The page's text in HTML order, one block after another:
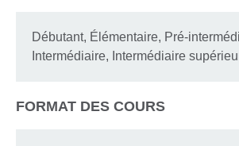
Débutant, Élémentaire, Pré-
Intermédiaire, Intermédiaire
FORMAT DES COURS